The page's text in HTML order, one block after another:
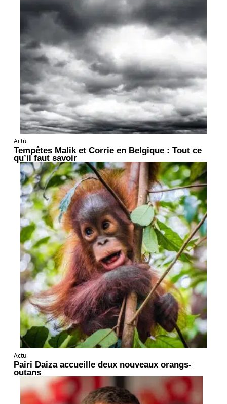
Actu
Tempêtes Malik et Corrie en Belgique : Tout ce
qu’il faut savoir
Actu
Pairi Daiza accueille deux nouveaux orangs-
outans